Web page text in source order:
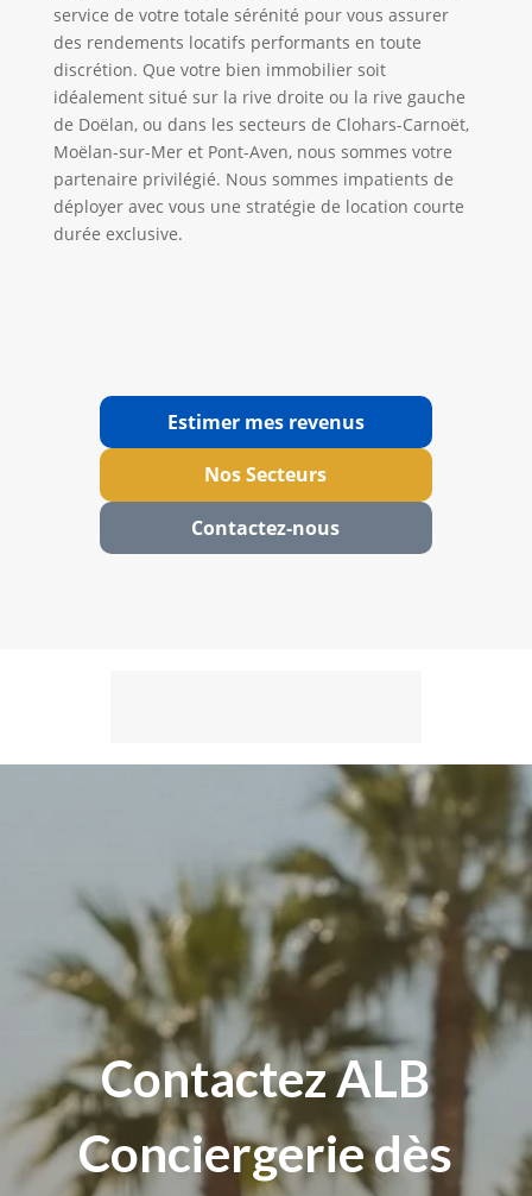
service de votre totale sérénité pour vous assurer
des rendements locatifs performants en toute
discrétion. Que votre bien immobilier soit
idéalement situé sur la rive droite ou la rive gauche
de Doëlan, ou dans les secteurs de Clohars-Carnoët,
Moëlan-sur-Mer et Pont-Aven, nous sommes votre
partenaire privilégié. Nous sommes impatients de
déployer avec vous une stratégie de location courte
durée exclusive.
Estimer mes revenus
Nos Secteurs
Contactez‑nous
ContactezALB
Conciergerie dès